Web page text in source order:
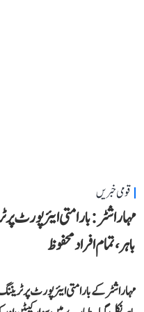
قومی خبریں
مہاراشٹر: بارامتی ایئرپورٹ
باہر، تمام افراد محفوظ
مہاراشٹر کے بارامتی ایئرپورٹ پر